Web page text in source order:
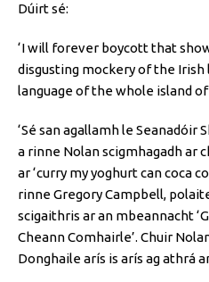
Dúirt sé:
‘I will forever boycott that
disgusting mockery of the Irish
language of the whole island of
‘Sé san agallamh le Seanadóir
a rinne Nolan scigmhagadh ar
ar ‘curry my yoghurt can coca
rinne Gregory Campbell,
scigaithris ar an mbeannacht
Cheann Comhairle’. Chuir
Donghaile arís is arís ag athrá